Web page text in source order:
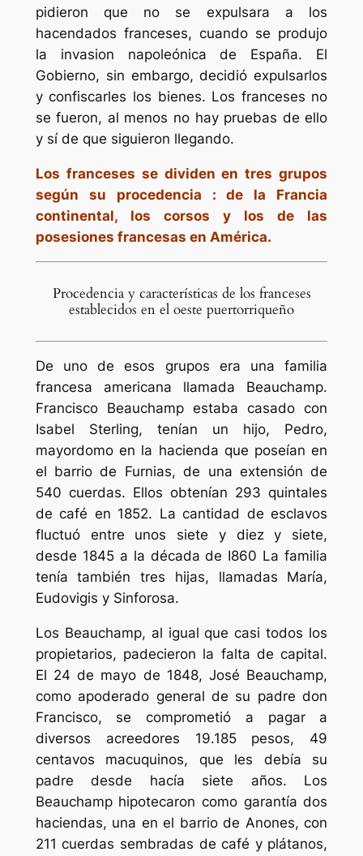
pidieron que no se expulsara a los
hacendados franceses, cuando se produjo
la invasion napoleónica de España. El
Gobierno, sin embargo, decidió expulsarlos
y confiscarles los bienes. Los franceses no
se fueron, al menos no hay pruebas de ello
y sí de que siguieron llegando.
Los franceses se dividen en tres grupos
según su procedencia : de la Francia
continental, los corsos y los de las
posesiones francesas en América.
Procedencia y características de los franceses
establecidos en el oeste puertorriqueño
De uno de esos grupos era una familia
francesa americana llamada Beauchamp.
Francisco Beauchamp estaba casado con
Isabel Sterling, tenían un hijo, Pedro,
mayordomo en la hacienda que poseían en
el barrio de Furnias, de una extensión de
540 cuerdas. Ellos obtenían 293 quintales
de café en 1852. La cantidad de esclavos
fluctuó entre unos siete y diez y siete,
desde 1845 a la década de I860 La familia
tenía también tres hijas, llamadas María,
Eudovigis y Sinforosa.
Los Beauchamp, al igual que casi todos los
propietarios, padecieron la falta de capital.
El 24 de mayo de 1848, José Beauchamp,
como apoderado general de su padre don
Francisco, se comprometió a pagar a
diversos acreedores 19.185 pesos, 49
centavos macuquinos, que les debía su
padre desde hacía siete años. Los
Beauchamp hipotecaron como garantía dos
haciendas, una en el barrio de Anones, con
211 cuerdas sembradas de café y plátanos,